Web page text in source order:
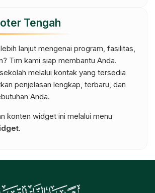
Tengah
lanjut mengenai program, fasilitas,
Tim kami siap membantu Anda.
melalui kontak yang tersedia
penjelasan lengkap, terbaru, dan
Anda.
konten widget ini melalui menu
.